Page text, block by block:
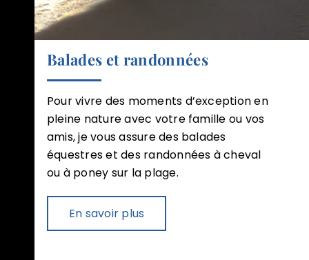
Balades et randonnées
Pour vivre des moments d’exception en
pleine nature avec votre famille ou vos
amis, je vous assure des balades
équestres et des randonnées à cheval
ou à poney sur la plage.
En savoir plus